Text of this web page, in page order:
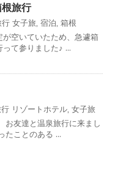
旅行
行 女子旅, 宿泊, 箱根
空いていたため、急遽箱
て参りました♪ ...
リゾートホテル, 女子旅
お友達と温泉旅行に来まし
たことのある ...